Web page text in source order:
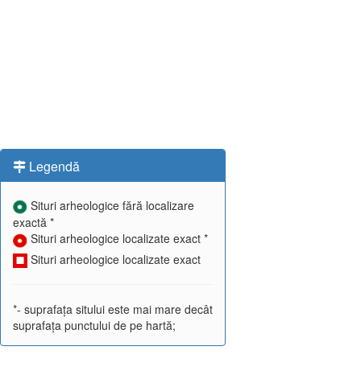
Legendă
Situri arheologice fără localizare
exactă *
Situri arheologice localizate exact *
Situri arheologice localizate exact
*- suprafața sitului este mai mare decât
suprafața punctului de pe hartă;